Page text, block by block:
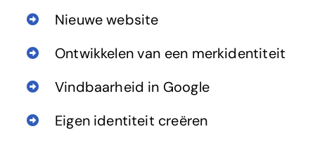
Nieuwe website
Ontwikkelen van een merkidentiteit
Vindbaarheid in Google
Eigen identiteit creëren